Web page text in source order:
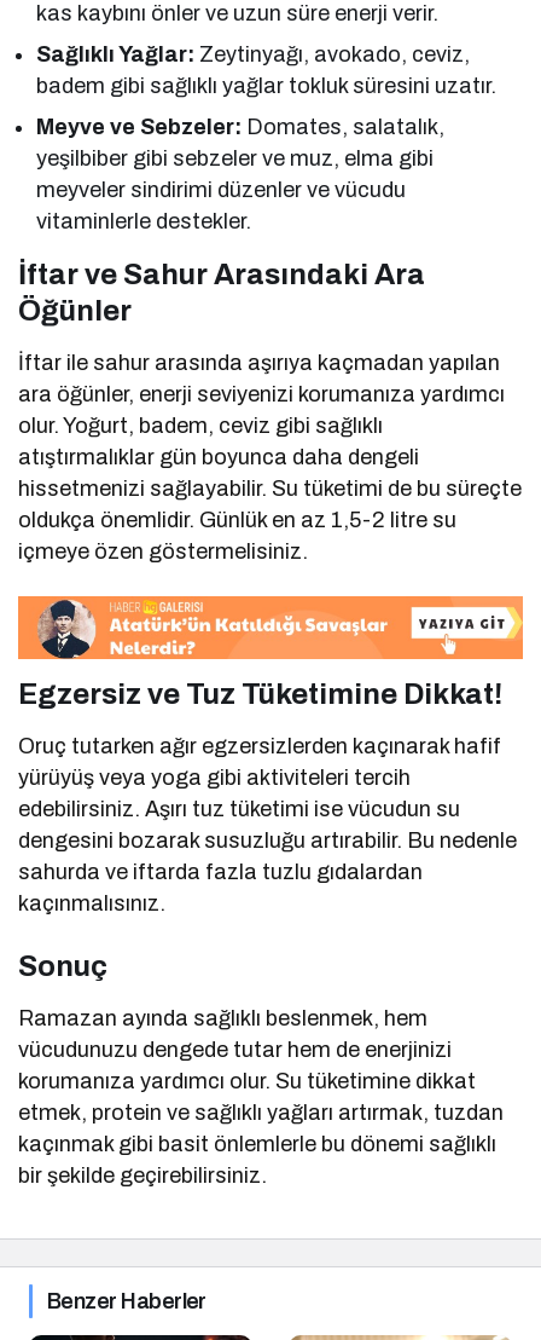
kas kaybını önler ve uzun süre enerji verir.
Sağlıklı Yağlar: Zeytinyağı, avokado, ceviz,
badem gibi sağlıklı yağlar tokluk süresini uzatır.
Meyve ve Sebzeler: Domates, salatalık,
yeşilbiber gibi sebzeler ve muz, elma gibi
meyveler sindirimi düzenler ve vücudu
vitaminlerle destekler.
İftar ve Sahur Arasındaki Ara
Öğünler
İftar ile sahur arasında aşırıya kaçmadan yapılan
ara öğünler, enerji seviyenizi korumanıza yardımcı
olur. Yoğurt, badem, ceviz gibi sağlıklı
atıştırmalıklar gün boyunca daha dengeli
hissetmenizi sağlayabilir. Su tüketimi de bu süreçte
oldukça önemlidir. Günlük en az 1,5-2 litre su
içmeye özen göstermelisiniz.
Egzersiz ve Tuz Tüketimine Dikkat!
Oruç tutarken ağır egzersizlerden kaçınarak hafif
yürüyüş veya yoga gibi aktiviteleri tercih
edebilirsiniz. Aşırı tuz tüketimi ise vücudun su
dengesini bozarak susuzluğu artırabilir. Bu nedenle
sahurda ve iftarda fazla tuzlu gıdalardan
kaçınmalısınız.
Sonuç
Ramazan ayında sağlıklı beslenmek, hem
vücudunuzu dengede tutar hem de enerjinizi
korumanıza yardımcı olur. Su tüketimine dikkat
etmek, protein ve sağlıklı yağları artırmak, tuzdan
kaçınmak gibi basit önlemlerle bu dönemi sağlıklı
bir şekilde geçirebilirsiniz.
Benzer Haberler